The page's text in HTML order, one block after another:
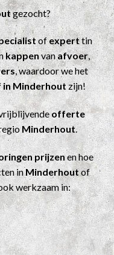
gezocht?
ofexperttin
kappenvanafvoer,
, waardoor we het
Minderhoutzijn!
offerte
Minderhout.
prijzenen hoe
inMinderhoutof
werkzaam in: